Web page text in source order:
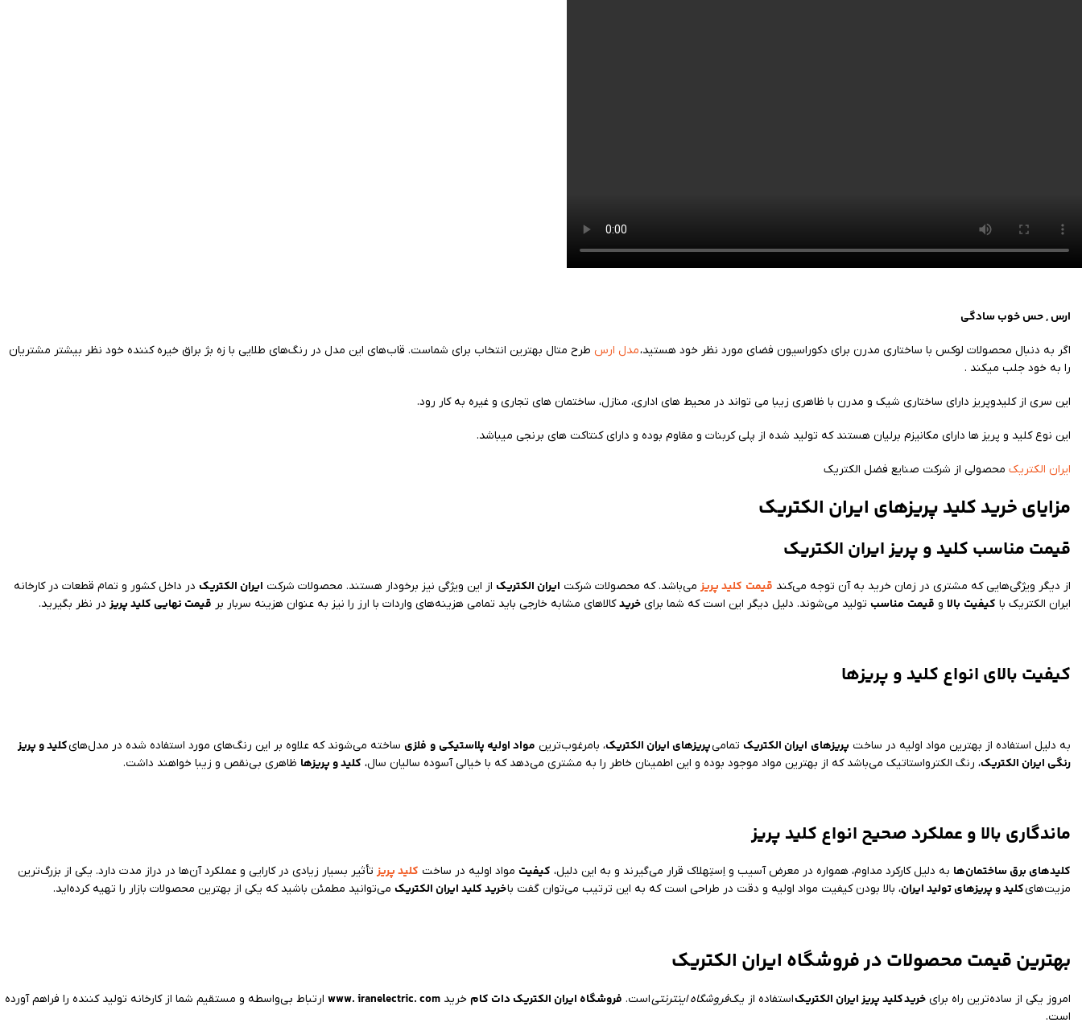
ارس , حس خوب سادگی
اگر به دنبال محصولات لوکس با ساختاری مدرن برای دکوراسیون فضای مورد نظر خود هستید،مدل‌ ارس طرح متال بهترین انتخاب برای شماست. قاب‌های این مدل در رنگ‌های طلایی با زه بژ براق خیره کننده خود نظر بیشتر مشتریان
را به خود جلب میکند .
این سری از کلیدوپریز دارای ساختاری شیک و مدرن با ظاهری زیبا می تواند در محیط های اداری، منازل، ساختمان های تجاری و غیره به کار رود.
این نوع کلید و پریز ها دارای مکانیزم برلیان هستند که تولید شده از پلی کربنات و مقاوم بوده و دارای کنتاکت های برنجی میباشد.
ایران الکتریک محصولی از شرکت صنایع فضل الکتریک
مزایای خرید کلید پریزهای ایران الکتریک
قیمت مناسب کلید و پریز ایران الکتریک
از دیگر ویژگی‌هایی که مشتری در زمان خرید به آن توجه می‌کند قیمت کلید پریز می‌باشد. که محصولات شرکت ایران الکتریک از این ویژگی نیز برخودار هستند. محصولات شرکت ایران الکتریک در داخل کشور و تمام قطعات در کارخانه
ایران الکتریک با کیفیت بالا و قیمت مناسب تولید می‌شوند. دلیل دیگر این است که شما برای خریدکالاهای مشابه خارجی باید تمامی هزینه‌های واردات با ارز را نیز به عنوان هزینه سربار بر قیمت نهایی کلید پریز در نظر بگیرید.
کیفیت بالای انواع کلید و پریزها
به دلیل استفاده از بهترین مواد اولیه در ساخت پریزهای ایران الکتریک تمامیپریزهای ایران الکتریک، بامرغوب‌ترین مواد اولیه پلاستیکی و فلزی ساخته می‌شوند که علاوه بر این رنگ‌های مورد استفاده شده در مدل‌هایکلید و پریز
رنگی ایران الکتریک، رنگ الکترواستاتیک می‌باشد که از بهترین مواد موجود بوده و این اطمینان خاطر را به مشتری می‌دهد که با خیالی آسوده سالیان سال، کلید و پریزها ظاهری بی‌نقص و زیبا خواهند داشت.
ماندگاری بالا و عملکرد صحیح انواع کلید پریز
کلیدهای برق ساختمان‌ها به دلیل کارکرد مداوم، همواره در معرض آسیب و اِستِهلاک قرار می‌گیرند و به این دلیل، کیفیت مواد اولیه در ساخت کلید پریز تأثیر بسیار زیادی در کارایی و عملکرد آن‌ها در دراز مدت دارد. یکی از بزرگ‌ترین
مزیت‌هایکلید و پریزهای تولید ایران، بالا بودن کیفیت مواد اولیه و دقت در طراحی است که به این ترتیب می‌توان گفت باخرید کلید ایران الکتریک می‌توانید مطمئن باشید که یکی از بهترین محصولات بازار را تهیه کرده‌اید.
بهترین قیمت محصولات در فروشگاه ایران الکتریک
امروز یکی از ساده‌ترین راه برای خریدکلید پریز ایران الکتریکاستفاده از یکفروشگاه اینترنتیاست. فروشگاه ایران الکتریک دات کام خرید www. iranelectric. com ارتباط بی‌واسطه و مستقیم شما از کارخانه تولید کننده را فراهم آورده
است.